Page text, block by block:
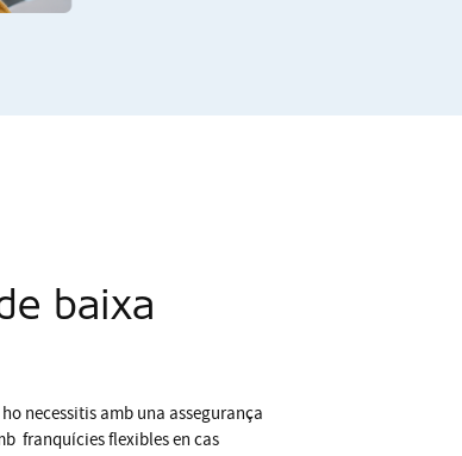
baixa
necessitis amb una assegurança
franquícies flexibles en cas